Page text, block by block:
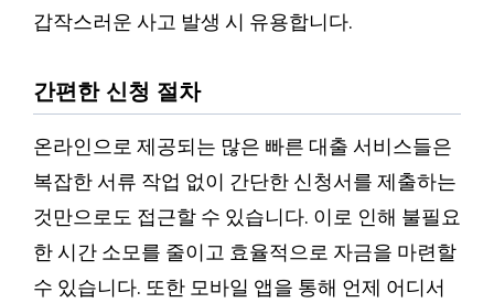
갑작스러운 사고 발생 시 유용합니다.
간편한 신청 절차
온라인으로 제공되는 많은 빠른 대출 서비스들은
복잡한 서류 작업 없이 간단한 신청서를 제출하는
것만으로도 접근할 수 있습니다. 이로 인해 불필요
한 시간 소모를 줄이고 효율적으로 자금을 마련할
수 있습니다. 또한 모바일 앱을 통해 언제 어디서